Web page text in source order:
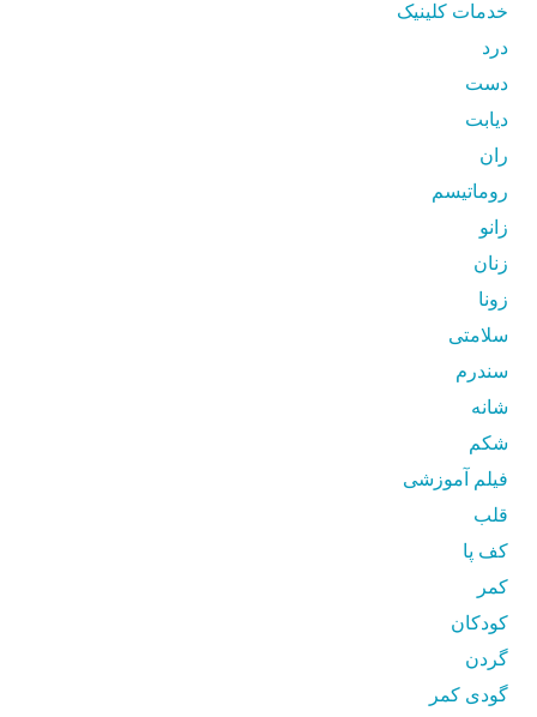
خدمات کلینیک
درد
دست
دیابت
ران
روماتیسم
زانو
زنان
زونا
سلامتی
سندرم
شانه
شکم
فیلم آموزشی
قلب
کف پا
کمر
کودکان
گردن
گودی کمر